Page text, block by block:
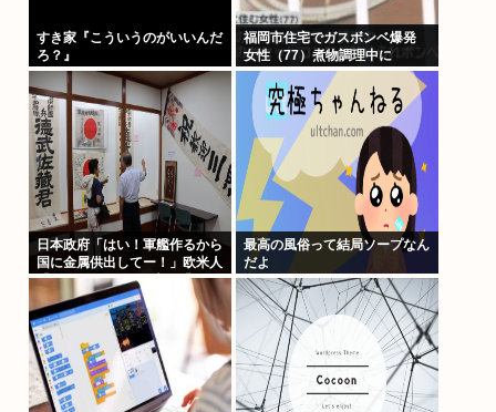
すき家『こういうのがいいんだ
ろ？』
福岡市住宅でガスボンベ爆発
女性（77）煮物調理中に
日本政府「はい！軍艦作るから
国に金属供出してー！」欧米人
「don’t stop！」日本人「？」
最高の風俗って結局ソープなん
だよ